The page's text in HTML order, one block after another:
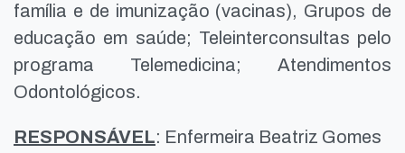
família e de imunização (vacinas), Grupos de
educação em saúde; Teleinterconsultas pelo
programa Telemedicina; Atendimentos
Odontológicos.
RESPONSÁVEL: Enfermeira Beatriz Gomes